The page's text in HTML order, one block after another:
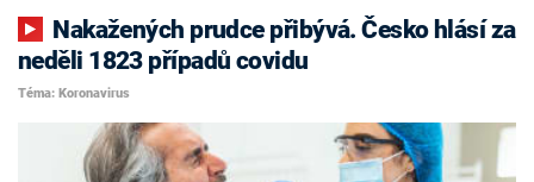
neděli 1823 případů covidu
Téma: Koronavirus